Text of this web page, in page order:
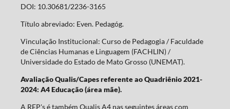
DOI: 10.30681/2236-3165
Título abreviado: Even. Pedagóg.
Vinculação Institucional: Curso de Pedagogia / Faculdade
de Ciências Humanas e Linguagem (FACHLIN) /
Universidade do Estado de Mato Grosso (UNEMAT).
Avaliação Qualis/Capes referente ao Quadriênio 2021-
2024: A4 Educação (área mãe).
A REP's é também Qualis A4 nas seguintes áreas com